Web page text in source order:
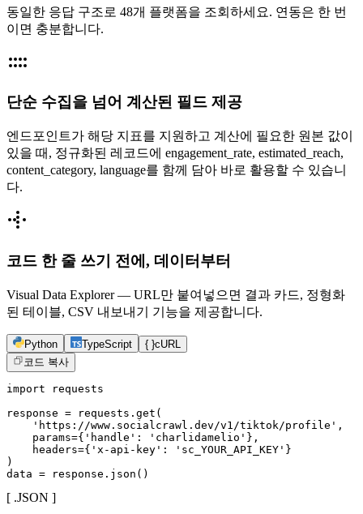
동일한 응답 구조로 48개 플랫폼을 조회하세요. 연동은 한 번
이면 충분합니다.
단순 수집을 넘어 계산된 필드 제공
엔드포인트가 해당 지표를 지원하고 계산에 필요한 원본 값이
있을 때, 정규화된 레코드에 engagement_rate, estimated_reach,
content_category, language를 함께 담아 바로 활용할 수 있습니
다.
코드 한 줄 쓰기 전에, 데이터부터
Visual Data Explorer — URL만 붙여넣으면 결과 카드, 정형화
된 테이블, CSV 내보내기 기능을 제공합니다.
Python TypeScript { }cURL
코드 복사
import requests
response = requests.get(
    'https://www.socialcrawl.dev/v1/tiktok/profile',
    params={'handle': 'charlidamelio'},
    headers={'x-api-key': 'sc_YOUR_API_KEY'}
)
data = response.json()
[ .JSON ]